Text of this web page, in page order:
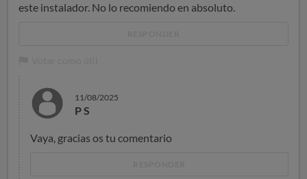
este instalador. No lo recomiendo en absoluto.
11/08/2025
P S
Vaya, gracias os tu comentario